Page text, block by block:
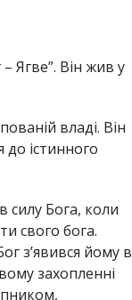
– Ягве”. Він жив у
владі. Він
до істинного
силу Бога, коли
свого бога.
з’явився йому в
захопленні